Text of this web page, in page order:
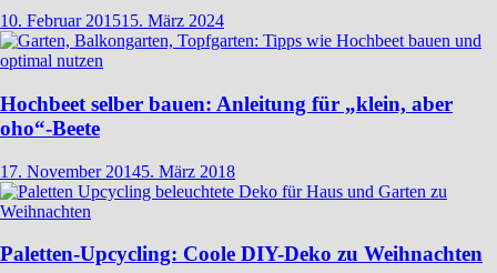
10. Februar 201515. März 2024
Hochbeet selber bauen: Anleitung für „klein, aber
oho“-Beete
17. November 20145. März 2018
Paletten-Upcycling: Coole DIY-Deko zu Weihnachten